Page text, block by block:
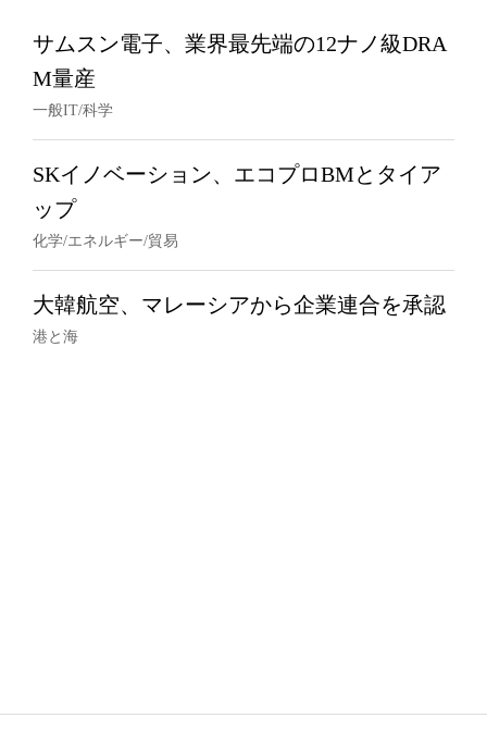
サムスン電子、業界最先端の12ナノ級DRA
M量産
一般IT/科学
SKイノベーション、エコプロBMとタイア
ップ
化学/エネルギー/貿易
大韓航空、マレーシアから企業連合を承認
港と海